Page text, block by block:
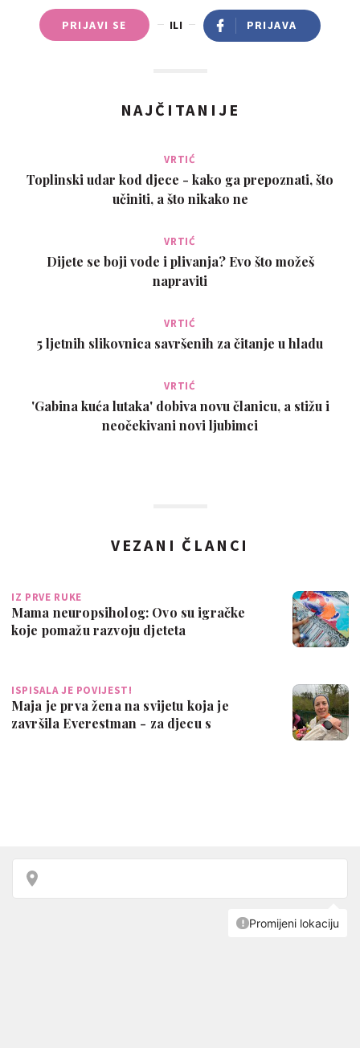
PRIJAVI SE ILI PRIJAVA
NAJČITANIJE
VRTIĆ
Toplinski udar kod djece - kako ga prepoznati, što
učiniti, a što nikako ne
VRTIĆ
Dijete se boji vode i plivanja? Evo što možeš
napraviti
VRTIĆ
5 ljetnih slikovnica savršenih za čitanje u hladu
VRTIĆ
'Gabina kuća lutaka' dobiva novu članicu, a stižu i
neočekivani novi ljubimci
VEZANI ČLANCI
IZ PRVE RUKE
Mama neuropsiholog: Ovo su igračke
koje pomažu razvoju djeteta
ISPISALA JE POVIJEST!
Maja je prva žena na svijetu koja je
završila Everestman - za djecu s